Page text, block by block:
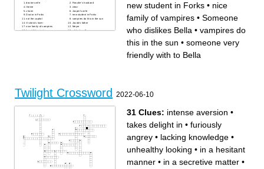
doctors wife
theme
charm
Doctor in Forks
not the capitol
Victoria's lover
nice family of vampires
beautiful vampire
Rosalie's husband
clear
Jasper's wife
new student in Forks
vampires do this in the sun
Jocob's father
Meyer
a black wolf
new student in Forks • nice
family of vampires • Someone
who dislikes Bella • vampires do
this in the sun • someone very
friendly with to Bella
Twilight Crossword 2022-06-10
31 Clues: intense aversion •
takes delight in • furiously
angrey • lacking knowledge •
unhealthy looking • in a hesitant
manner • in a secretive matter •